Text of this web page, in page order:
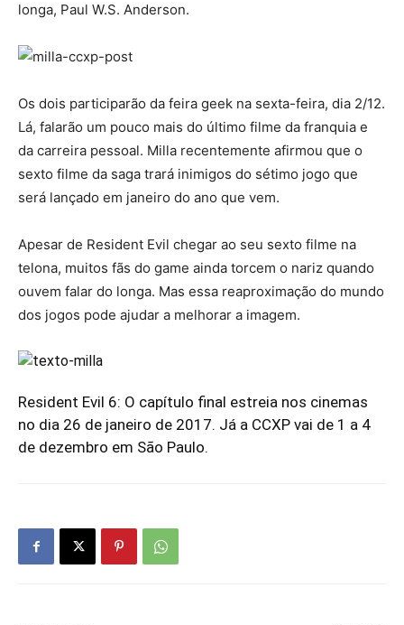
longa, Paul W.S. Anderson.
Os dois participarão da feira geek na sexta-feira, dia 2/12.
Lá, falarão um pouco mais do último filme da franquia e
da carreira pessoal. Milla recentemente afirmou que o
sexto filme da saga trará inimigos do sétimo jogo que
será lançado em janeiro do ano que vem.
Apesar de Resident Evil chegar ao seu sexto filme na
telona, muitos fãs do game ainda torcem o nariz quando
ouvem falar do longa. Mas essa reaproximação do mundo
dos jogos pode ajudar a melhorar a imagem.
Resident Evil 6: O capítulo final estreia nos cinemas
no dia 26 de janeiro de 2017. Já a CCXP vai de 1 a 4
de dezembro em São Paulo.